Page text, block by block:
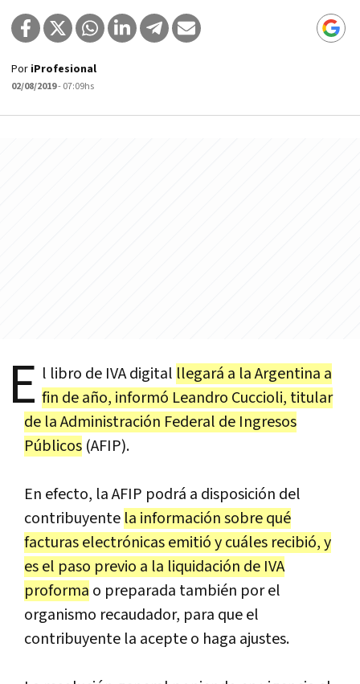
Por iProfesional
02/08/2019- 07:09hs
E l libro de IVA digital llegará a la Argentina a
fin de año, informó Leandro Cuccioli, titular
de la Administración Federal de Ingresos
Públicos (AFIP).
En efecto, la AFIP podrá a disposición del
contribuyente la información sobre qué
facturas electrónicas emitió y cuáles recibió, y
es el paso previo a la liquidación de IVA
proforma o preparada también por el
organismo recaudador, para que el
contribuyente la acepte o haga ajustes.